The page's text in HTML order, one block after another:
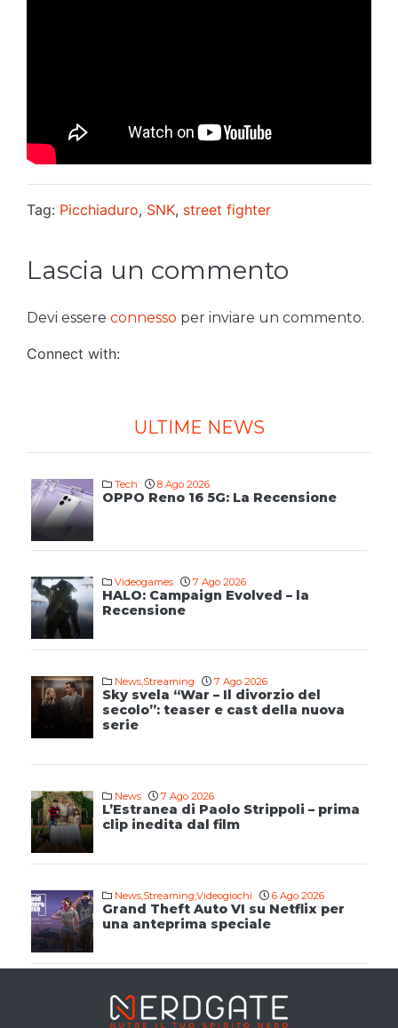
Tag: Picchiaduro, SNK, street fighter
Lascia un commento
Devi essere connesso per inviare un commento.
Connect with:
ULTIME NEWS
Tech 8 Ago 2026
OPPO Reno 16 5G: La Recensione
Videogames 7 Ago 2026
HALO: Campaign Evolved – la
Recensione
News,Streaming 7 Ago 2026
Sky svela “War – Il divorzio del
secolo”: teaser e cast della nuova
serie
News 7 Ago 2026
L’Estranea di Paolo Strippoli – prima
clip inedita dal film
News,Streaming,Videogiochi 6 Ago 2026
Grand Theft Auto VI su Netflix per
una anteprima speciale